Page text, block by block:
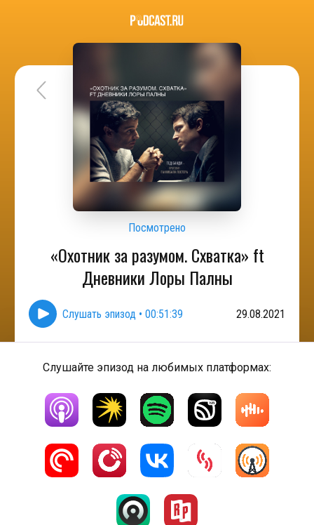
Посмотрено
«Охотник за разумом. Схватка» ft
Дневники Лоры Палны
Слушать эпизод • 00:51:39 29.08.2021
Слушайте эпизод на любимых платформах: